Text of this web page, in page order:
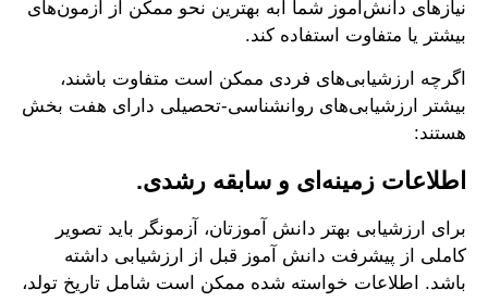
نیازهای دانش‌آموز شما ابه بهترین نحو ممکن از آزمون‌های
بیشتر یا متفاوت استفاده کند.
اگرچه ارزشیابی‌های فردی ممکن است متفاوت باشند،
بیشتر ارزشیابی‌های روانشناسی-تحصیلی دارای هفت بخش
هستند:
اطلاعات زمینه‌ای و سابقه رشدی.
برای ارزشیابی بهتر دانش آموزتان، آزمونگر باید تصویر
کاملی از پیشرفت دانش آموز قبل از ارزشیابی داشته
باشد. اطلاعات خواسته شده ممکن است شامل تاریخ تولد،